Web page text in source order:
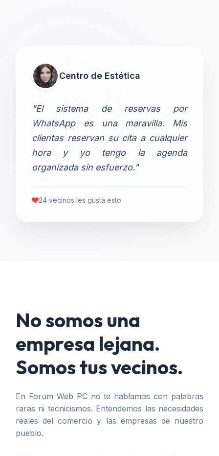
Centro de Estética
"El sistema de reservas por
WhatsApp es una maravilla. Mis
clientas reservan su cita a cualquier
hora y yo tengo la agenda
organizada sin esfuerzo."
24 vecinos les gusta esto
No somos una
empresa lejana.
Somos tus vecinos.
En Forum Web PC no te hablamos con palabras
raras ni tecnicismos. Entendemos las necesidades
reales del comercio y las empresas de nuestro
pueblo.